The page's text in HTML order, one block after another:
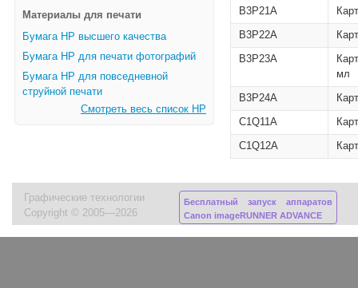
Материалы для печати
Бумага HP высшего качества
Бумага HP для печати фотографий
Бумага HP для повседневной
струйной печати
Смотреть весь список HP
B3P21A
B3P22A
B3P23A
мл
B3P24A
C1Q11A
C1Q12A
Графические технологии
Copyright © 2005—2026
Бесплатный запуск аппаратов
Canon imageRUNNER ADVANCE